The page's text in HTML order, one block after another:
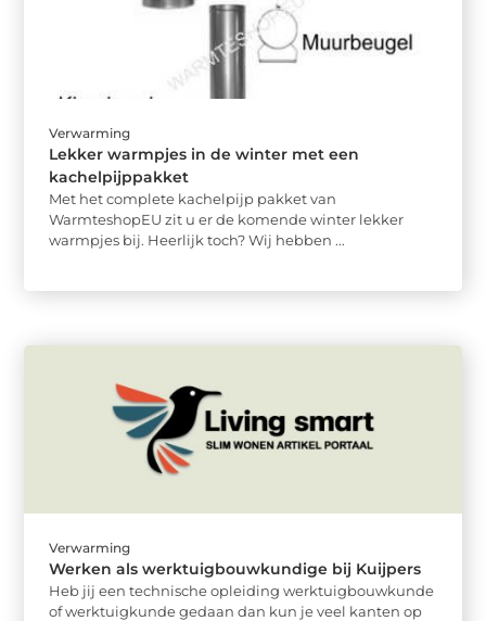
Verwarming
Lekker warmpjes in de winter met een
kachelpijppakket
Met het complete kachelpijp pakket van
WarmteshopEU zit u er de komende winter lekker
warmpjes bij. Heerlijk toch? Wij hebben ...
Verwarming
Werken als werktuigbouwkundige bij Kuijpers
Heb jij een technische opleiding werktuigbouwkunde
of werktuigkunde gedaan dan kun je veel kanten op